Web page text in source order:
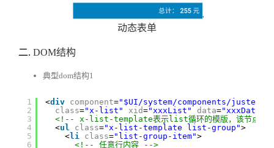
动态表单
二. DOM结构
典型dom结构1
1
2
3
4
5
6
<div component="$UI/system/components/
class="x-list" xid="xxxList" data="xxxData"
<!-- x-list-template表示list循环的模版，该节点的子
<ul class="x-list-template list-group">
<li class="list-group-item">
<!-- 任意行内容 -->